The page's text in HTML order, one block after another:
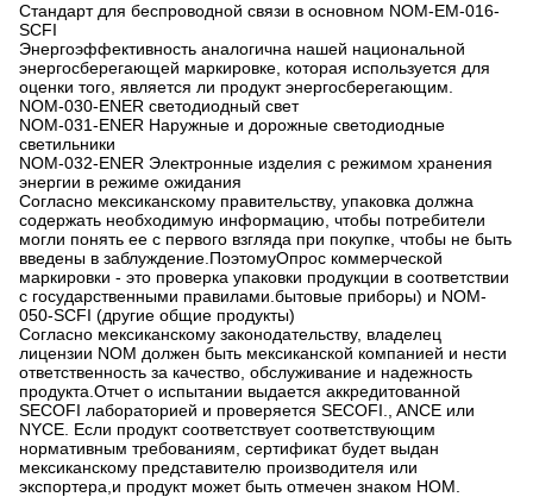
Стандарт для беспроводной связи в основном NOM-EM-016-
SCFI
Энергоэффективность аналогична нашей национальной
энергосберегающей маркировке, которая используется для
оценки того, является ли продукт энергосберегающим.
NOM-030-ENER светодиодный свет
NOM-031-ENER Наружные и дорожные светодиодные
светильники
NOM-032-ENER Электронные изделия с режимом хранения
энергии в режиме ожидания
Согласно мексиканскому правительству, упаковка должна
содержать необходимую информацию, чтобы потребители
могли понять ее с первого взгляда при покупке, чтобы не быть
введены в заблуждение.ПоэтомуОпрос коммерческой
маркировки - это проверка упаковки продукции в соответствии
с государственными правилами.бытовые приборы) и NOM-
050-SCFI (другие общие продукты)
Согласно мексиканскому законодательству, владелец
лицензии NOM должен быть мексиканской компанией и нести
ответственность за качество, обслуживание и надежность
продукта.Отчет о испытании выдается аккредитованной
SECOFI лабораторией и проверяется SECOFI., ANCE или
NYCE. Если продукт соответствует соответствующим
нормативным требованиям, сертификат будет выдан
мексиканскому представителю производителя или
экспортера,и продукт может быть отмечен знаком НОМ.